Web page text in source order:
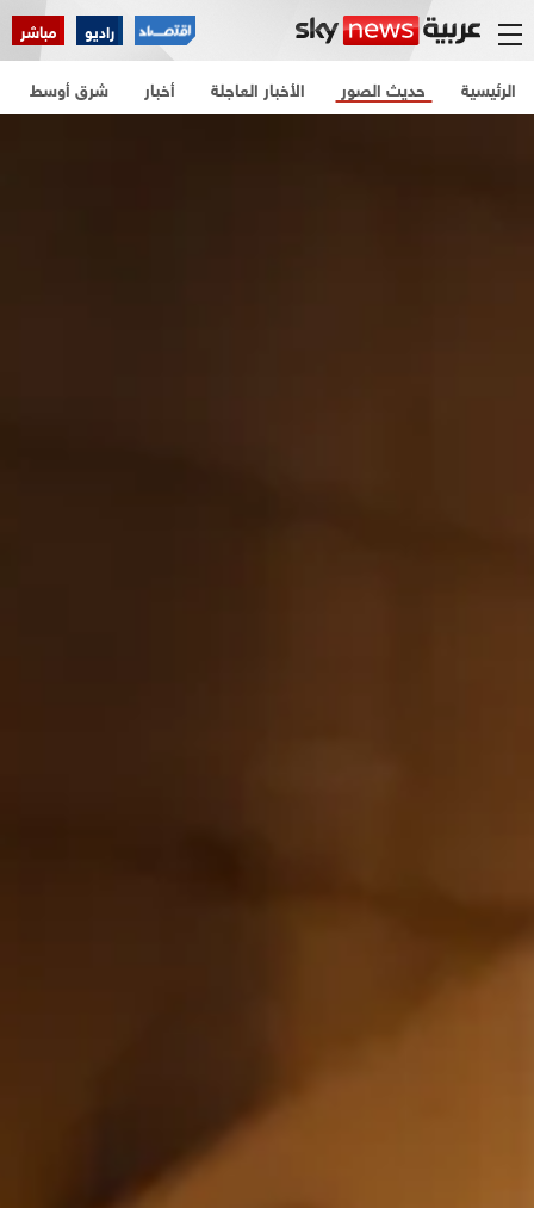
راديو مباشر
الرئيسية الأخبار العاجلة أخبار شرق أوسط حديث الصور